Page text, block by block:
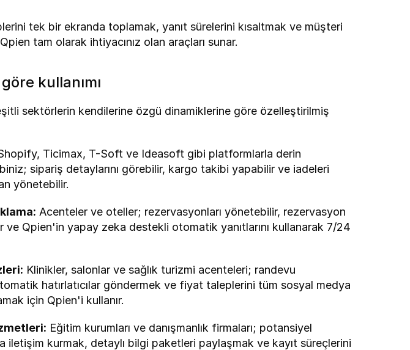
tek bir ekranda toplamak, yanıt sürelerini kısaltmak ve müşteri
tam olarak ihtiyacınız olan araçları sunar.
kullanımı
sektörlerin kendilerine özgü dinamiklerine göre özelleştirilmiş
Ticimax, T-Soft ve Ideasoft gibi platformlarla derin
sipariş detaylarını görebilir, kargo takibi yapabilir ve iadeleri
yönetebilir.
Acenteler ve oteller; rezervasyonları yönetebilir, rezervasyon
ve Qpien'in yapay zeka destekli otomatik yanıtlarını kullanarak 7/24
Klinikler, salonlar ve sağlık turizmi acenteleri; randevu
hatırlatıcılar göndermek ve fiyat taleplerini tüm sosyal medya
için Qpien'i kullanır.
Eğitim kurumları ve danışmanlık firmaları; potansiyel
iletişim kurmak, detaylı bilgi paketleri paylaşmak ve kayıt süreçlerini